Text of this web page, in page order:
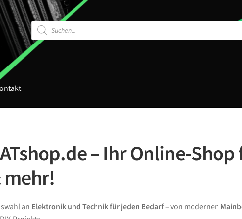
Products
search
– Ihr Online-
mehr!
an Elektronik und Technik für jeden Bedarf– von modernen